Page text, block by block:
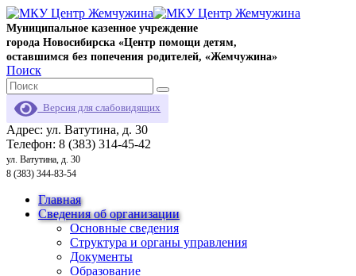
Муниципальное казенное учреждение
города Новосибирска «Центр помощи детям,
оставшимся без попечения родителей, «Жемчужина»
Поиск
Версия для слабовидящих
Адрес: ул. Ватутина, д. 30
Телефон: 8 (383) 314-45-42
ул. Ватутина, д. 30
8 (383) 344-83-54
Главная
Сведения об организации
Основные сведения
Структура и органы управления
Документы
Образование